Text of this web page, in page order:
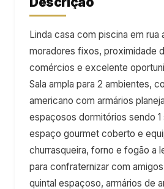
Linda casa com piscina em rua
moradores fixos, proximidade
comércios e excelente
Sala ampla para 2 ambientes,
americano com armários
espaçosos dormitórios sendo 1
espaço gourmet coberto e
churrasqueira, forno e fogão a
para confraternizar com
quintal espaçoso, armários de